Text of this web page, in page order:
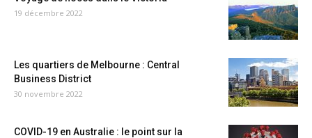
19 décembre 2022
Les quartiers de Melbourne : Central
Business District
30 novembre 2022
COVID-19 en Australie : le point sur la